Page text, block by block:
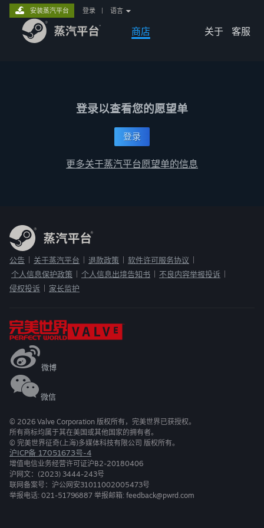
商店 关于 客服
安装蒸汽平台 登录 语言
登录以查看您的愿望单
登录
更多关于蒸汽平台愿望单的信息
公告 关于蒸汽平台 退款政策 软件许可服务协议
个人信息保护政策 个人信息出境告知书 不良内容举报投诉
侵权投诉 家长监护
微博
微信
© 2026 Valve Corporation 版权所有，完美世界已获授权。
所有商标均属于其在美国或其他国家的拥有者。
© 完美世界征奇(上海)多媒体科技有限公司 版权所有。
沪ICP备 17051673号-4
增值电信业务经营许可证沪B2-20180406
沪网文：(2023) 3444-243号
联网备案号：沪公网安31011002005473号
举报电话: 021-51796887 举报邮箱: feedback@pwrd.com